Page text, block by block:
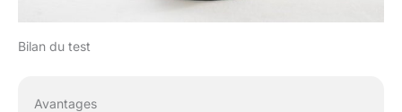
Bilan du test
Avantages